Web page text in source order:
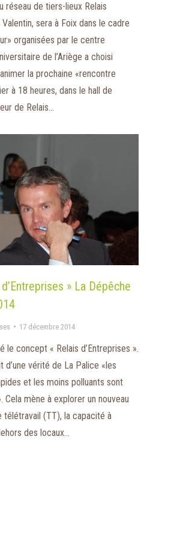
réseau de tiers-lieux Relais
sera à Foix dans le cadre
organisées par le centre
de l’Ariège a choisi
la prochaine «rencontre
à 18 heures, dans le hall de
de Relais…
» La Dépêche
17 décembre 2014
le concept « Relais d’Entreprises ».
d’une vérité de La Palice «les
et les moins polluants sont
Cela mène à explorer un nouveau
télétravail (TT), la capacité à
des locaux…